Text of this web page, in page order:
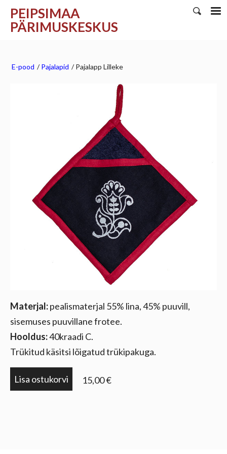
PEIPSIMAA
PÄRIMUSKESKUS
E-pood / Pajalapid / Pajalapp Lilleke
Materjal:pealismaterjal 55% lina, 45% puuvill,
sisemuses puuvillane frotee.
Hooldus:40kraadi C.
Trükitud käsitsi lõigatud trükipakuga.
Lisa ostukorvi 15,00 €